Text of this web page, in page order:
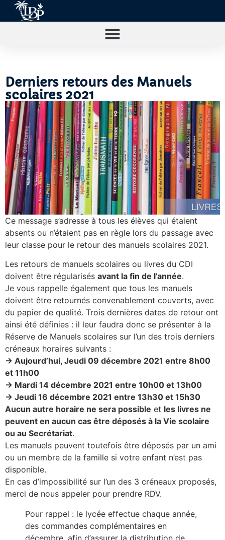
Derniers retours des Manuels
scolaires 2021
Ce message s’adresse à tous les élèves qui étaient
absents ou n’étaient pas en règle lors du passage avec
leur classe pour le retour des manuels scolaires 2021.
Les retours de manuels scolaires ou livres du CDI
doivent être régularisés avant la fin de l’année.
Je vous rappelle également que tous les manuels
doivent être retournés convenablement couverts, avec
du papier de qualité. Trois dernières dates de retour ont
ainsi été définies : il leur faudra donc se présenter à la
Réserve de Manuels scolaires sur l’un des trois derniers
créneaux horaires suivants :
→ Aujourd’hui, Jeudi 09 décembre 2021 entre 8h00
et 11h00
→ Mardi 14 décembre 2021 entre 10h00 et 13h00
→ Jeudi 16 décembre 2021 entre 13h30 et 15h30
Aucun autre horaire ne sera possible et les livres ne
peuvent en aucun cas être déposés à la Vie scolaire
ou au Secrétariat.
Les manuels peuvent toutefois être déposés par un ami
ou un membre de la famille si votre enfant n’est pas
disponible.
En cas d’impossibilité sur l’un des 3 créneaux proposés,
merci de nous appeler pour prendre RDV.
Pour rappel : le lycée effectue chaque année,
des commandes complémentaires en